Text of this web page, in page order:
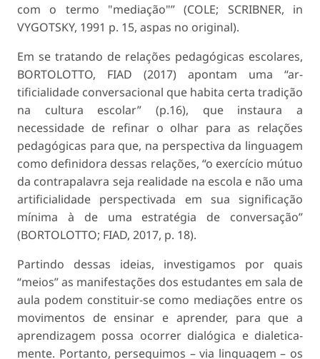
com o termo "mediação"” (COLE; SCRIBNER, in
VYGOTSKY, 1991 p. 15, aspas no original).
Em se tratando de relações pedagógicas escola­res,
BORTOLOTTO, FIAD (2017) apontam uma “ar­
tificialidade conversacional que habita certa tradição
na cultura escolar” (p.16), que instaura a
necessidade de refinar o olhar para as relações
pedagógicas para que, na perspectiva da linguagem
como definidora dessas relações, “o exercício mútuo
da contrapalavra seja realidade na escola e não uma
artificialidade perspectivada em sua significação
mínima à de uma estratégia de conversação”
(BORTOLOTTO; FIAD, 2017, p. 18).
Partindo dessas ideias, investigamos por quais
“meios” as manifestações dos estudantes em sala de
aula podem constituir-se como mediações entre os
movimentos de ensinar e aprender, para que a
aprendizagem possa ocorrer dialógica e dialetica­
mente. Portanto, perseguimos – via linguagem – os